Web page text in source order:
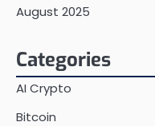
August 2025
Categories
AI Crypto
Bitcoin